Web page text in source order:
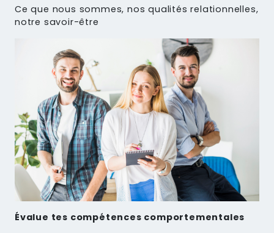
Ce que nous sommes, nos qualités relationnelles,
notre savoir-être
Évalue tes compétences comportementales